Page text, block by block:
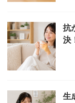
抗
決
生